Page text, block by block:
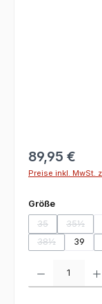
89,95 €
Preise inkl. MwSt.
Größeauswählen
35
(Diese Option
35½
(Diese
38½
(Diese Option
39
Produkt Anzahl: